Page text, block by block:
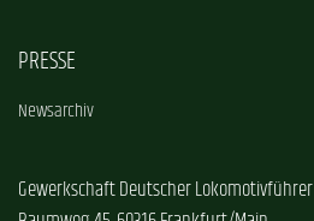
PRESSE
Newsarchiv
Gewerkschaft Deutscher Lokomotivführer